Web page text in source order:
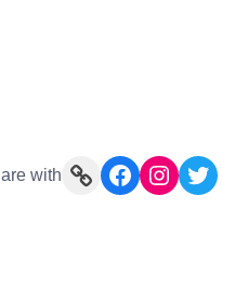
with Link Facebook Instagram Twitter